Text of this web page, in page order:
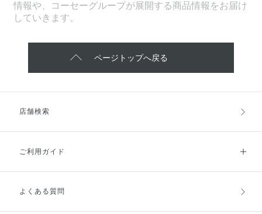
情報や、コーセーグループが展開する商品情報をお届け
していきます。
ページトップへ戻る
店舗検索
ご利用ガイド
ご利用ガイドトップ
よくある質問